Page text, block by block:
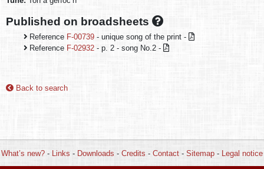
Published on broadsheets
Reference F-00739 - unique song of the print -
Reference F-02932 - p. 2 - song No.2 -
Back to search
What’s new? - Links - Downloads - Credits - Contact - Sitemap - Legal notice